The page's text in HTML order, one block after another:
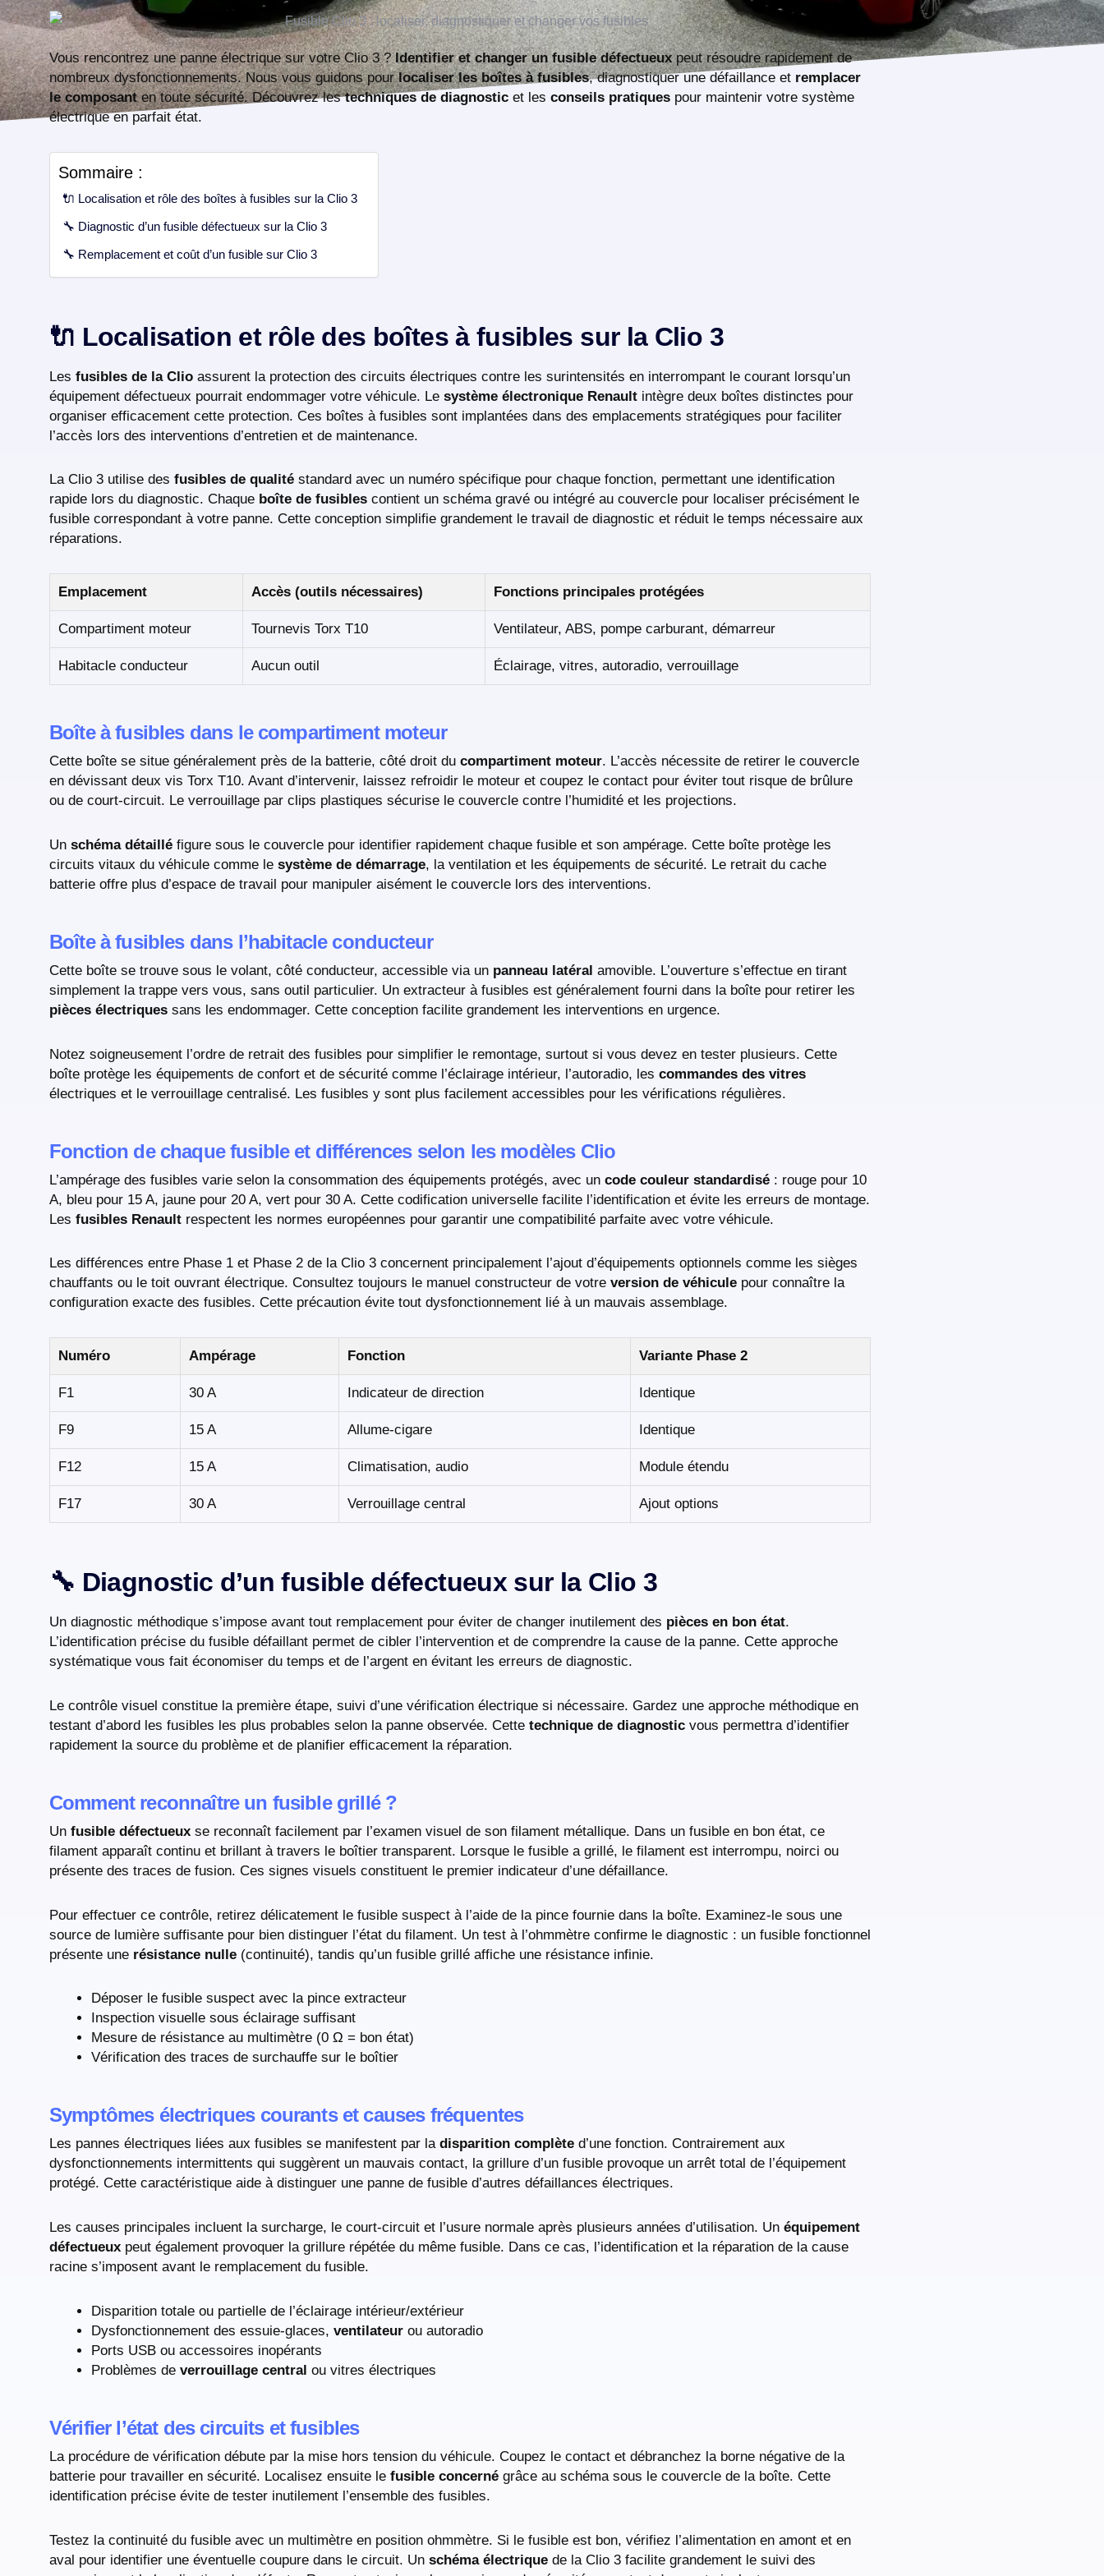
Vous rencontrez une panne électrique sur votre Clio 3 ?Identifier et changer un fusible défectueuxpeut résoudre rapidement de
nombreux dysfonctionnements. Nous vous guidons pourlocaliser les boîtes à fusibles, diagnostiquer une défaillance et remplacer
le composanten toute sécurité. Découvrez lestechniques de diagnostic et les conseils pratiques pour maintenir votre système
électrique en parfait état.
Sommaire :
🔌 Localisation et rôle des boîtes à fusibles sur la Clio 3
🔧 Diagnostic d’un fusible défectueux sur la Clio 3
🔧 Remplacement et coût d’un fusible sur Clio 3
🔌 Localisation et rôle des boîtes à fusibles sur la Clio 3
Les fusibles de la Clio assurent la protection des circuits électriques contre les surintensités en interrompant le courant lorsqu’un
équipement défectueux pourrait endommager votre véhicule. Le système électronique Renault intègre deux boîtes distinctes pour
organiser efficacement cette protection. Ces boîtes à fusibles sont implantées dans des emplacements stratégiques pour faciliter
l’accès lors des interventions d’entretien et de maintenance.
La Clio 3 utilise des fusibles de qualité standard avec un numéro spécifique pour chaque fonction, permettant une identification
rapide lors du diagnostic. Chaque boîte de fusibles contient un schéma gravé ou intégré au couvercle pour localiser précisément le
fusible correspondant à votre panne. Cette conception simplifie grandement le travail de diagnostic et réduit le temps nécessaire aux
réparations.
Emplacement Accès (outils nécessaires) Fonctions principales protégées
Compartiment moteur Tournevis Torx T10 Ventilateur, ABS, pompe carburant, démarreur
Habitacle conducteur Aucun outil Éclairage, vitres, autoradio, verrouillage
Boîte à fusibles dans le compartiment moteur
Cette boîte se situe généralement près de la batterie, côté droit du compartiment moteur. L’accès nécessite de retirer le couvercle
en dévissant deux vis Torx T10. Avant d’intervenir, laissez refroidir le moteur et coupez le contact pour éviter tout risque de brûlure
ou de court-circuit. Le verrouillage par clips plastiques sécurise le couvercle contre l’humidité et les projections.
Un schéma détaillé figure sous le couvercle pour identifier rapidement chaque fusible et son ampérage. Cette boîte protège les
circuits vitaux du véhicule comme le système de démarrage, la ventilation et les équipements de sécurité. Le retrait du cache
batterie offre plus d’espace de travail pour manipuler aisément le couvercle lors des interventions.
Boîte à fusibles dans l’habitacle conducteur
Cette boîte se trouve sous le volant, côté conducteur, accessible via un panneau latéral amovible. L’ouverture s’effectue en tirant
simplement la trappe vers vous, sans outil particulier. Un extracteur à fusibles est généralement fourni dans la boîte pour retirer les
pièces électriques sans les endommager. Cette conception facilite grandement les interventions en urgence.
Notez soigneusement l’ordre de retrait des fusibles pour simplifier le remontage, surtout si vous devez en tester plusieurs. Cette
boîte protège les équipements de confort et de sécurité comme l’éclairage intérieur, l’autoradio, les commandes des vitres
électriques et le verrouillage centralisé. Les fusibles y sont plus facilement accessibles pour les vérifications régulières.
Fonction de chaque fusible et différences selon les modèles Clio
L’ampérage des fusibles varie selon la consommation des équipements protégés, avec un code couleur standardisé : rouge pour 10
A, bleu pour 15 A, jaune pour 20 A, vert pour 30 A. Cette codification universelle facilite l’identification et évite les erreurs de montage.
Les fusibles Renault respectent les normes européennes pour garantir une compatibilité parfaite avec votre véhicule.
Les différences entre Phase 1 et Phase 2 de la Clio 3 concernent principalement l’ajout d’équipements optionnels comme les sièges
chauffants ou le toit ouvrant électrique. Consultez toujours le manuel constructeur de votre version de véhicule pour connaître la
configuration exacte des fusibles. Cette précaution évite tout dysfonctionnement lié à un mauvais assemblage.
Numéro Ampérage Fonction Variante Phase 2
F1 30 A Indicateur de direction Identique
F9 15 A Allume-cigare Identique
F12 15 A Climatisation, audio Module étendu
F17 30 A Verrouillage central Ajout options
🔧 Diagnostic d’un fusible défectueux sur la Clio 3
Un diagnostic méthodique s’impose avant tout remplacement pour éviter de changer inutilement des pièces en bon état.
L’identification précise du fusible défaillant permet de cibler l’intervention et de comprendre la cause de la panne. Cette approche
systématique vous fait économiser du temps et de l’argent en évitant les erreurs de diagnostic.
Le contrôle visuel constitue la première étape, suivi d’une vérification électrique si nécessaire. Gardez une approche méthodique en
testant d’abord les fusibles les plus probables selon la panne observée. Cette technique de diagnostic vous permettra d’identifier
rapidement la source du problème et de planifier efficacement la réparation.
Comment reconnaître un fusible grillé ?
Un fusible défectueux se reconnaît facilement par l’examen visuel de son filament métallique. Dans un fusible en bon état, ce
filament apparaît continu et brillant à travers le boîtier transparent. Lorsque le fusible a grillé, le filament est interrompu, noirci ou
présente des traces de fusion. Ces signes visuels constituent le premier indicateur d’une défaillance.
Pour effectuer ce contrôle, retirez délicatement le fusible suspect à l’aide de la pince fournie dans la boîte. Examinez-le sous une
source de lumière suffisante pour bien distinguer l’état du filament. Un test à l’ohmmètre confirme le diagnostic : un fusible fonctionnel
présente une résistance nulle (continuité), tandis qu’un fusible grillé affiche une résistance infinie.
Déposer le fusible suspect avec la pince extracteur
Inspection visuelle sous éclairage suffisant
Mesure de résistance au multimètre (0 Ω = bon état)
Vérification des traces de surchauffe sur le boîtier
Symptômes électriques courants et causes fréquentes
Les pannes électriques liées aux fusibles se manifestent par la disparition complète d’une fonction. Contrairement aux
dysfonctionnements intermittents qui suggèrent un mauvais contact, la grillure d’un fusible provoque un arrêt total de l’équipement
protégé. Cette caractéristique aide à distinguer une panne de fusible d’autres défaillances électriques.
Les causes principales incluent la surcharge, le court-circuit et l’usure normale après plusieurs années d’utilisation. Un équipement
défectueux peut également provoquer la grillure répétée du même fusible. Dans ce cas, l’identification et la réparation de la cause
racine s’imposent avant le remplacement du fusible.
Disparition totale ou partielle de l’éclairage intérieur/extérieur
Dysfonctionnement des essuie-glaces, ventilateur ou autoradio
Ports USB ou accessoires inopérants
Problèmes de verrouillage central ou vitres électriques
Vérifier l’état des circuits et fusibles
La procédure de vérification débute par la mise hors tension du véhicule. Coupez le contact et débranchez la borne négative de la
batterie pour travailler en sécurité. Localisez ensuite le fusible concerné grâce au schéma sous le couvercle de la boîte. Cette
identification précise évite de tester inutilement l’ensemble des fusibles.
Testez la continuité du fusible avec un multimètre en position ohmmètre. Si le fusible est bon, vérifiez l’alimentation en amont et en
aval pour identifier une éventuelle coupure dans le circuit. Un schéma électrique de la Clio 3 facilite grandement le suivi des